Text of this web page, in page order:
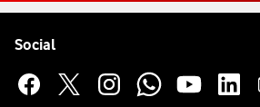
Social